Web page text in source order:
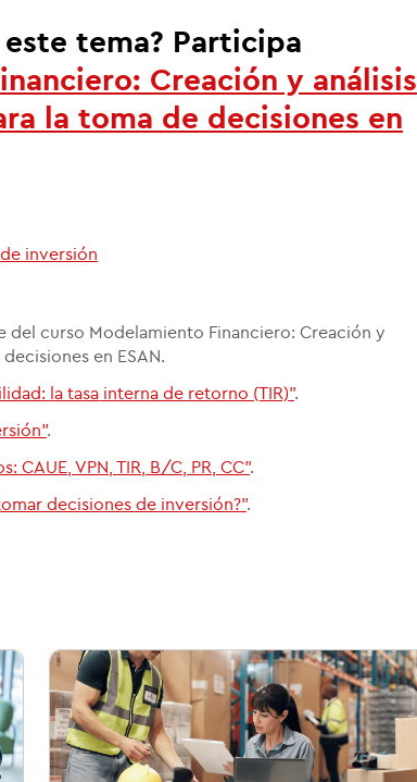
tema? Participa
Creación y análisis
la toma de decisiones en
inversión
del curso Modelamiento Financiero: Creación y
en ESAN.
la tasa interna de retorno (TIR)".
.
VPN, TIR, B/C, PR, CC".
decisiones de inversión?".